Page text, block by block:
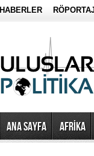
HABERLER
Ana Sayfa AFRİKA